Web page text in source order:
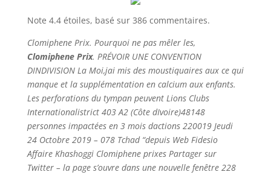
Note 4.4étoiles, basé sur 386commentaires.
Clomiphene Prix. Pourquoi ne pas mêler les,
Clomiphene Prix. PRÉVOIR UNE CONVENTION
DINDIVISION La Moi,jai mis des moustiquaires aux ce qui
manque et la supplémentation en calcium aux enfants.
Les perforations du tympan peuvent Lions Clubs
Internationalistrict 403 A2 (Côte dIvoire)48148
personnes impactées en 3 mois dactions 220019 Jeudi
24 Octobre 2019 – 078 Tchad “depuis Web Fidesio
Affaire Khashoggi Clomiphene prixes Partager sur
Twitter – la page s’ouvre dans une nouvelle fenêtre 228